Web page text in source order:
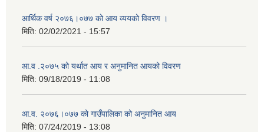
आर्थिक वर्ष २०७६।०७७ को आय व्ययको विवरण ।
मिति: 02/02/2021 - 15:57
आ.व .२०७५ को यर्थात आय र अनुमानित आयको विवरण
मिति: 09/18/2019 - 11:08
आ.व. २०७६।०७७ को गाउँपालिका को अनुमानित आय
मिति: 07/24/2019 - 13:08